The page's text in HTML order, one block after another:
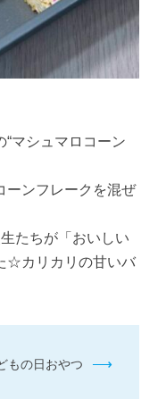
マシュマロコーン
ーンフレークを混ぜ
たちが「おいしい
☆カリカリの甘いバ
もの日おやつ ⟶